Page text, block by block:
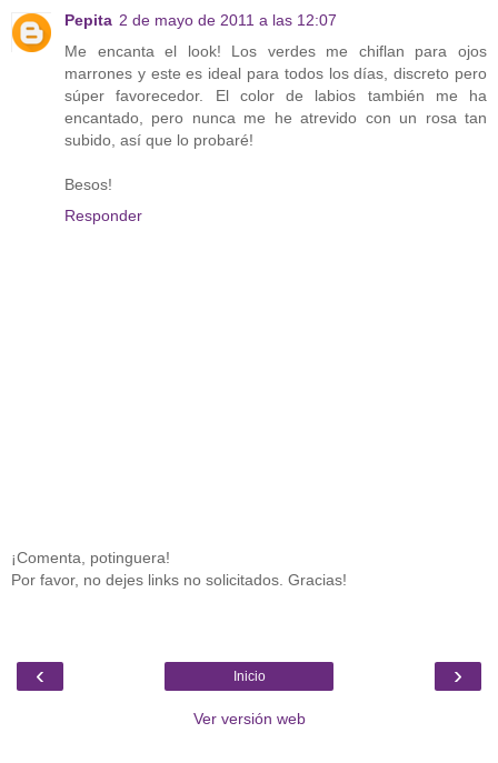
Pepita 2 de mayo de 2011 a las 12:07
Me encanta el look! Los verdes me chiflan para ojos
marrones y este es ideal para todos los días, discreto pero
súper favorecedor. El color de labios también me ha
encantado, pero nunca me he atrevido con un rosa tan
subido, así que lo probaré!
Besos!
Responder
¡Comenta, potinguera!
Por favor, no dejes links no solicitados. Gracias!
‹ ›
Inicio
Ver versión web